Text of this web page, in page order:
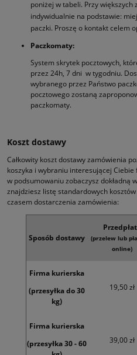
poniżej w tabeli. Przy
indywidualnie na podstawie:
paczki. Proszę o kontakt celem
Paczkomaty:
System skrytek pocztowych,
przez 24h, 7 dni w tygodniu.
wybranego przez Państwo
pocztowego zostaną
paczkomaty.
Koszt dostawy
Całkowity koszt dostawy zamówienia
koszyka i wybraniu interesującej
w podsumowaniu zobaczysz dokładną
znajdziesz listę standardowych
czasem dostarczenia zamówienia:
Sposób dostawy
(przelew lub
online)
Firma kurierska
(przesyłka do 30
kg)
19,50 zł
Firma kurierska
(przesyłka 30 - 60
39,00 zł